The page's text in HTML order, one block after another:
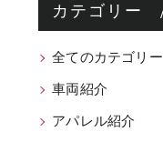
カテゴリー
全てのカテゴリー
車両紹介
アパレル紹介